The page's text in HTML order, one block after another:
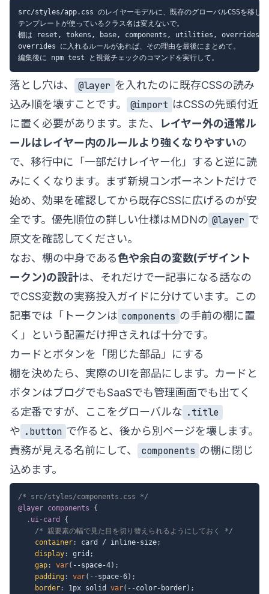
src/styles/app.css のレイヤーモデルに、既存のグローバルCSSを移し
テンプレートが使っているクラス名は変えないで。
棚は reset, tokens, base, components, utilities, overrides だ
overrides に入れるルールがあれば、その理由を最後にまとめて。
落とし穴は、 @layer を入れたのに既存CSSの読み
込み順を壊すことです。
@import はCSSの先頭付近
に置く必要があります。また、
レイヤー外の通常ル
ールはレイヤー内のルールより強くなりやすいの
で、移行中に「一部だけレイヤー化」すると逆に読
みにくくなります。まず新規コンポーネントだけで
始め、効果を確認してから既存CSSに広げるのが安
全です。優先順位の詳しい仕様はMDNの @layer で
原文を確認してください。
なお、棚の中身である色や余白の変数(デザイント
ークン)の設計は、それだけで一記事になる話なの
でCSS変数の実務投入ガイドに分けています。この
記事では「トークンは components の手前の棚に置
く」という配置だけ押さえれば十分です。
カードとボタンを「閉じた部品」にする
棚を決めたら、実際のUIを部品にします。カードと
ボタンはブログでもSaaSでも管理画面でも出てく
る定番ですが、ここをグローバルな .title
や .button で作ると、後から別ページを壊します。
責務が見える名前にして、
components の棚に閉じ
込めます。
/* src/styles/components.css */
@layer components
{
.ui-card
{
/* 親要素の幅で見た目を切り替えられるようにしておく */
container: card / inline-size;
display: grid ;
gap: var( --space-4) ;
padding: var( --space-6) ;
border: 1px solid var( --color-border) ;